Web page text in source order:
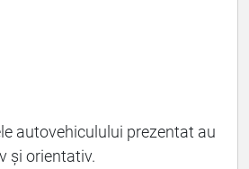
autovehiculului prezentat au
și orientativ.